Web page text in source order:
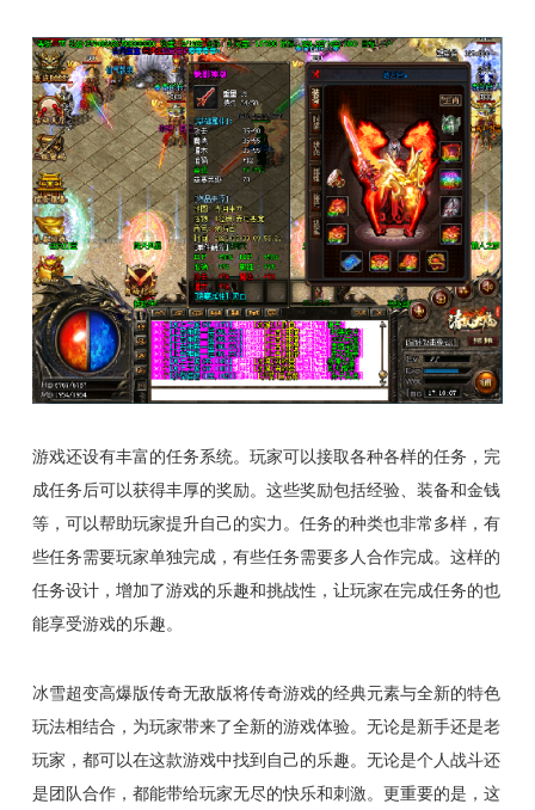
游戏还设有丰富的任务系统。玩家可以接取各种各样的任务，完
成任务后可以获得丰厚的奖励。这些奖励包括经验、装备和金钱
等，可以帮助玩家提升自己的实力。任务的种类也非常多样，有
些任务需要玩家单独完成，有些任务需要多人合作完成。这样的
任务设计，增加了游戏的乐趣和挑战性，让玩家在完成任务的也
能享受游戏的乐趣。
冰雪超变高爆版传奇无敌版将传奇游戏的经典元素与全新的特色
玩法相结合，为玩家带来了全新的游戏体验。无论是新手还是老
玩家，都可以在这款游戏中找到自己的乐趣。无论是个人战斗还
是团队合作，都能带给玩家无尽的快乐和刺激。更重要的是，这